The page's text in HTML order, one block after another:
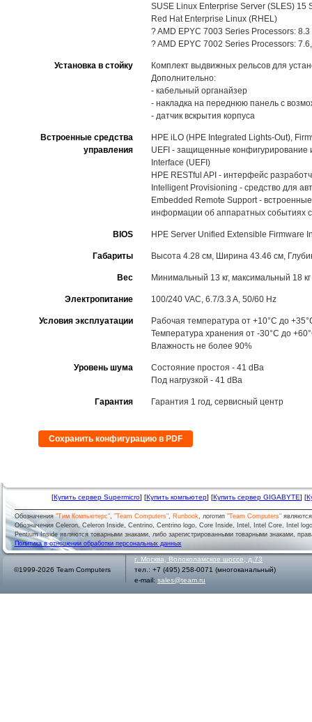
SUSE Linux Enterprise Server (SLES) 15
Red Hat Enterprise Linux (RHEL)
? AMD EPYC 7003 Series Processors: 8.3
? AMD EPYC 7002 Series Processors:
Установка в стойку
Комплект выдвижных рельсов для
Дополнительно:
- кабельный органайзер
- накладка на переднюю панель с
- датчик вскрытия корпуса
Встроенные средства
управления
HPE iLO (HPE Integrated Lights-Out),
UEFI - защищенные конфигурирование
Interface (UEFI)
HPE RESTful API - интерфейс
Intelligent Provisioning - средство для
Embedded Remote Support -
информации об аппаратных событиях
BIOS HPE Server Unified Extensible Firmware
Габариты Высота 4.28 см, Ширина 43.46 см,
Вес Минимальный 13 кг, максимальный 18 кг
Электропитание 100/240 VAC, 6.7/3.3 A, 50/60 Hz
Условия эксплуатации
Рабочая температура от +10°C до
Температура хранения от -30°C до
Влажность не более 90%
Уровень шума
Состояние простоя - 41 dBa
Под нагрузкой - 41 dBa
Гарантия Гарантия 1 год, сервисный центр
Сохранить конфигурацию в PDF
[Купить сервер Supermicro] [Купить компьютер] [Купить сервер GIGABYTE] [
Обозначения"Тим Компьютерс", "Team Computers", Runbook, логотип "Team Computers"
Обозначения Celeron, Celeron Inside, Centrino, Centrino logo, Core Inside, Intel, Intel Core, Intel
Pentium Inside являются товарными знаками, либо зарегистрированными товарными знаками,
Политика в отношении обработки персональных данных
©1999-2026 Team Computers
г. Москва
Волоколамское шоссе, д.73
тел.: +7 (495) 258-0071 (многоканальный)
e-mail: sales@team.ru